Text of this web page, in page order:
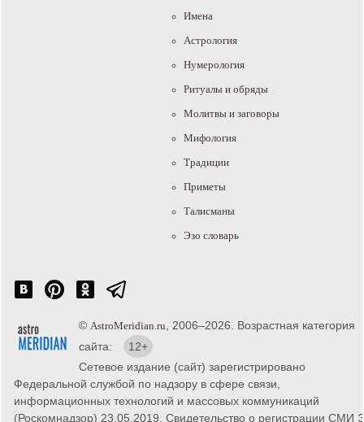
Имена
Астрология
Нумерология
Ритуалы и обряды
Молитвы и заговоры
Мифология
Традиции
Приметы
Талисманы
Эзо словарь
© AstroMeridian.ru , 2006–2026. Возрастная категория
сайта:
12+
Сетевое издание (сайт) зарегистрировано
Федеральной службой по надзору в сфере связи,
информационных технологий и массовых коммуникаций
(Роскомнадзор) 23.05.2019. Свидетельство о регистрации СМИ